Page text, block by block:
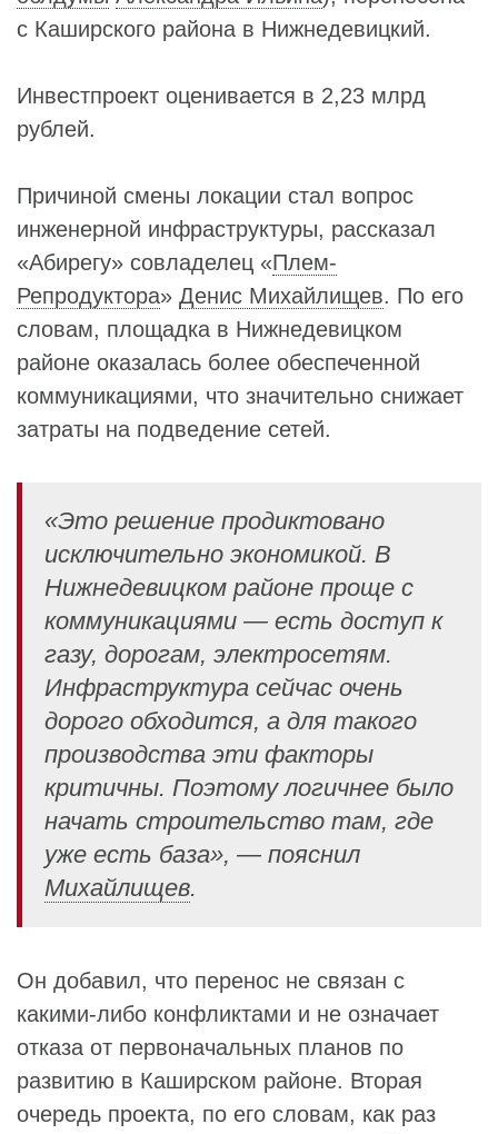
с Каширского района в Нижнедевицкий.
Инвестпроект оценивается в 2,23 млрд
рублей.
Причиной смены локации стал вопрос
инженерной инфраструктуры, рассказал
«Абирегу» совладелец «Плем-
Репродуктора» Денис Михайлищев. По его
словам, площадка в Нижнедевицком
районе оказалась более обеспеченной
коммуникациями, что значительно снижает
затраты на подведение сетей.
«Это решение продиктовано
исключительно экономикой. В
Нижнедевицком районе проще с
коммуникациями — есть доступ к
газу, дорогам, электросетям.
Инфраструктура сейчас очень
дорого обходится, а для такого
производства эти факторы
критичны. Поэтому логичнее было
начать строительство там, где
уже есть база», — пояснил
Михайлищев.
Он добавил, что перенос не связан с
какими-либо конфликтами и не означает
отказа от первоначальных планов по
развитию в Каширском районе. Вторая
очередь проекта, по его словам, как раз